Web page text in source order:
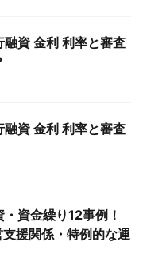
資 金利 利率と審査
資 金利 利率と審査
資金繰り12事例！
援関係・特例的な運